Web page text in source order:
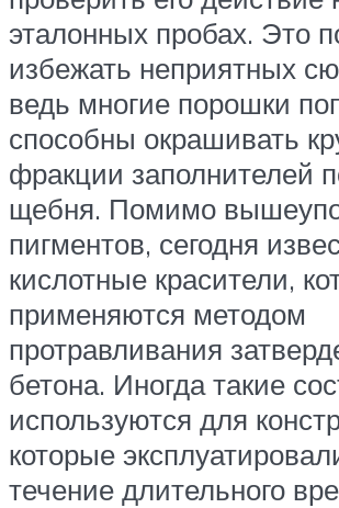
эталонных пробах. Это
избежать неприятных
ведь многие порошки
способны окрашивать
фракции заполнителей
щебня. Помимо
пигментов, сегодня
кислотные красители,
применяются методом
протравливания
бетона. Иногда такие
используются для
которые
течение длительного